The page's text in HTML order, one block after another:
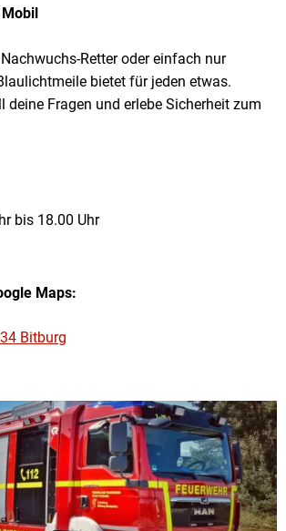
Retter oder einfach nur
bietet für jeden etwas.
deine Fragen und erlebe Sicherheit zum
bis 18.00 Uhr
Maps:
Bitburg